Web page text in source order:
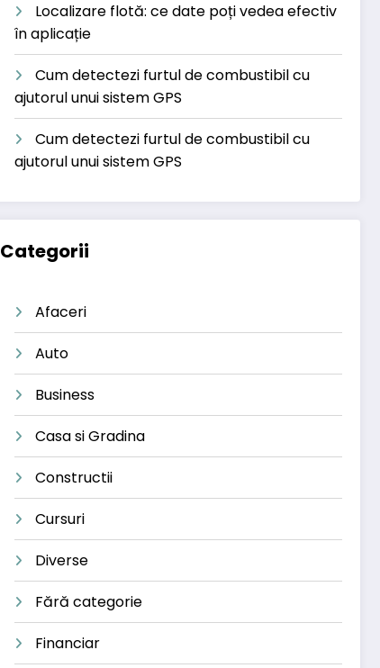
Localizare flotă: ce date poți vedea efectiv
în aplicație
Cum detectezi furtul de combustibil cu
ajutorul unui sistem GPS
Cum detectezi furtul de combustibil cu
ajutorul unui sistem GPS
Categorii
Afaceri
Auto
Business
Casa si Gradina
Constructii
Cursuri
Diverse
Fără categorie
Financiar